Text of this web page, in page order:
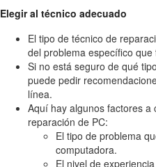
Elegir al técnico adecuado
El tipo de técnico de
del problema específico
Si no está seguro de qué
puede pedir
línea.
Aquí hay algunos factores
reparación de PC:
El tipo de problema
computadora.
El nivel de